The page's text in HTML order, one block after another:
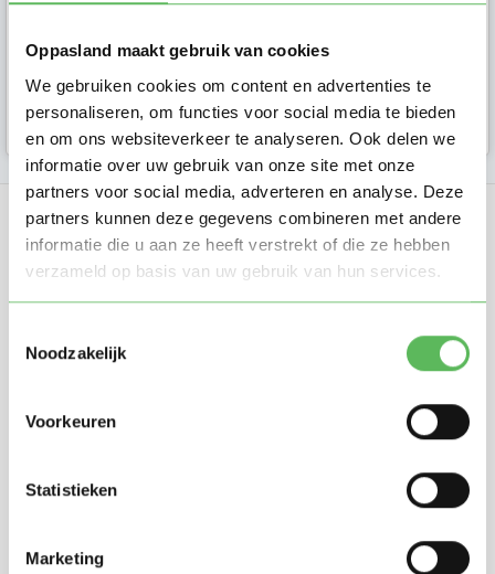
Oppasland maakt gebruik van cookies
We gebruiken cookies om content en advertenties te
personaliseren, om functies voor social media te bieden
en om ons websiteverkeer te analyseren. Ook delen we
informatie over uw gebruik van onze site met onze
partners voor social media, adverteren en analyse. Deze
partners kunnen deze gegevens combineren met andere
informatie die u aan ze heeft verstrekt of die ze hebben
verzameld op basis van uw gebruik van hun services.
Noodzakelijk
Voorkeuren
Statistieken
Marketing
Ouder in
Koudekerke
in 2017, bedoeld om ouders, oppassers en
brengen.